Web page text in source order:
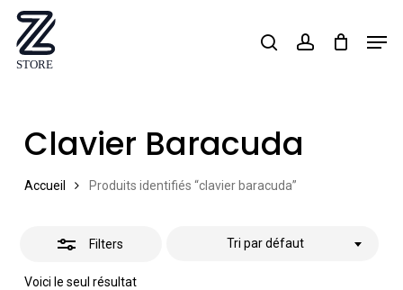
Skip
main
searchaccount
Clavier Baracuda
Accueil Produits identifiés “clavier baracuda”
Filters
Voici le seul résultat
Tri par défaut
Close